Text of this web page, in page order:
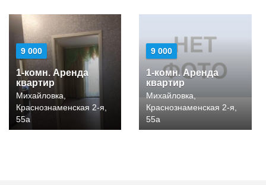
9 000
1-комн. Аренда
квартир
Михайловка,
Краснознаменская 2-я,
55а
9 000
1-комн. Аренда
квартир
Михайловка,
Краснознаменская 2-я,
55а